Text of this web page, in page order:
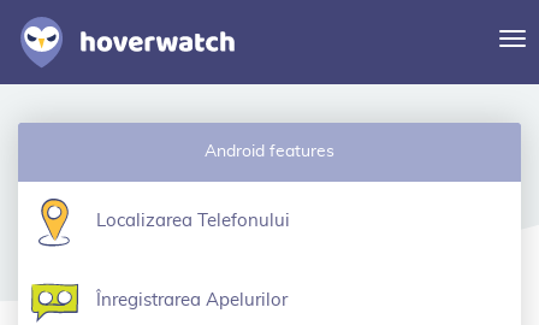
Caracteristici
Autentificare
Android features
Localizarea Telefonului
Înregistrarea Apelurilor